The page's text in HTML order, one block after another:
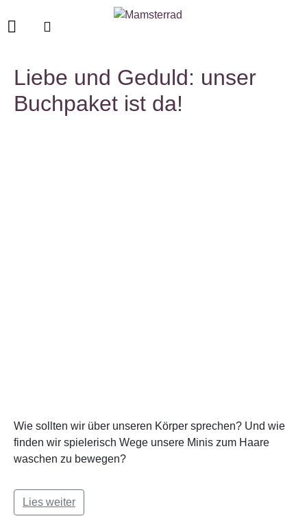
Liebe und Geduld: unser
Buchpaket ist da!
Wie sollten wir über unseren Körper sprechen? Und wie
finden wir spielerisch Wege unsere Minis zum Haare
waschen zu bewegen?
Lies weiter